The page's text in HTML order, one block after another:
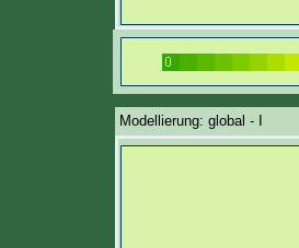
Modellierung: global - I